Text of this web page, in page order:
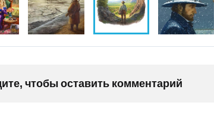
чтобы оставить комментарий